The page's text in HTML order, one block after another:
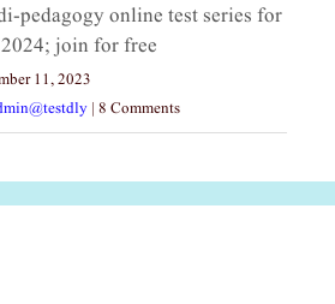
pedagogy online test series for
join for free
11, 2023
| 8 Comments